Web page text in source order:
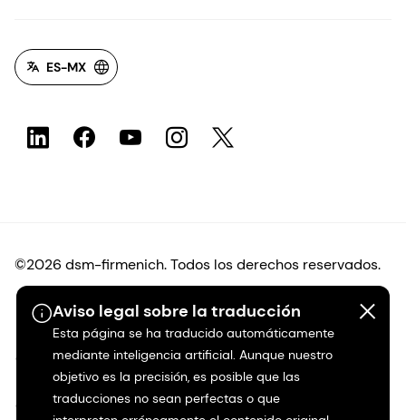
Aviso legal sobre la traducción
Esta página se ha traducido automáticamente
mediante inteligencia artificial. Aunque nuestro
objetivo es la precisión, es posible que las
traducciones no sean perfectas o que
ES-MX
©2026 dsm-firmenich. Todos los derechos reservados.
Protección de datos
Condiciones de uso
Condiciones generales